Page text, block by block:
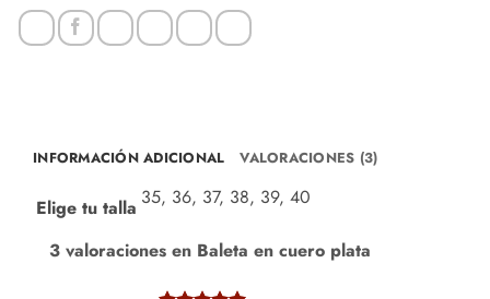
INFORMACIÓN ADICIONAL VALORACIONES (3)
Elige tu talla 35, 36, 37, 38, 39, 40
3 valoraciones en Baleta en cuero plata